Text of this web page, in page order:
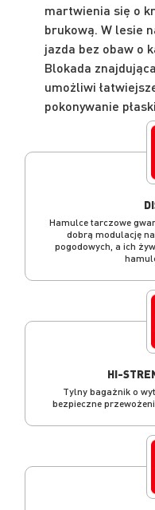
martwienia się o
brukową. W lesie
jazda bez obaw o
Blokada
umożliwi
pokonywanie
Hamulce tarczowe
dobrą modulację
pogodowych, a ich
HI-
Tylny bagażnik o
bezpieczne